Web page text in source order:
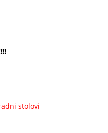
!!!
stolovi